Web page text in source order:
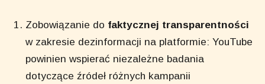
Zobowiązanie do faktycznej transparentności
w zakresie dezinformacji na platformie: YouTube
powinien wspierać niezależne badania
dotyczące źródeł różnych kampanii